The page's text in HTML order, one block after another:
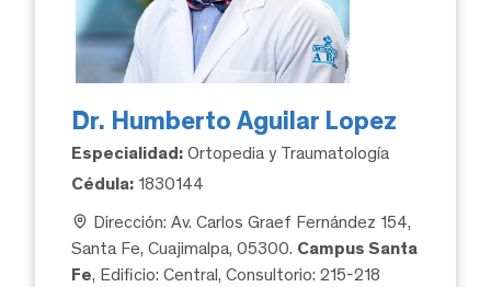
Dr. Humberto Aguilar Lopez
Especialidad: Ortopedia y Traumatología
Cédula: 1830144
Dirección: Av. Carlos Graef Fernández 154,
Santa Fe, Cuajimalpa, 05300. Campus Santa
Fe, Edificio: Central, Consultorio: 215-218